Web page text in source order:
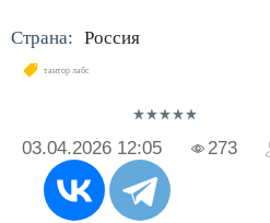
Страна: Россия
тантор лабс
03.04.2026 12:05 273